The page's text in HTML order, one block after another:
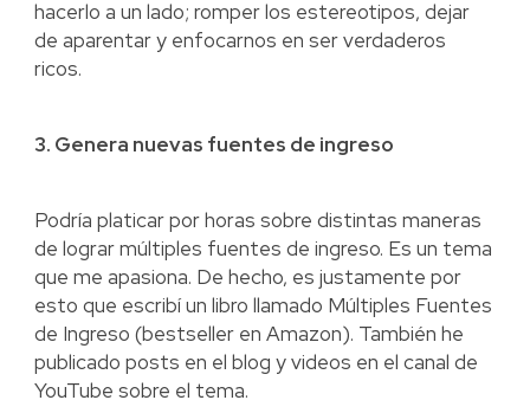
hacerlo a un lado; romper los estereotipos, dejar
de aparentar y enfocarnos en ser verdaderos
ricos.
3. Genera nuevas fuentes de ingreso
Podría platicar por horas sobre distintas maneras
de lograr múltiples fuentes de ingreso. Es un tema
que me apasiona. De hecho, es justamente por
esto que escribí un libro llamado Múltiples Fuentes
de Ingreso (bestseller en Amazon). También he
publicado posts en el blog y videos en el canal de
YouTube sobre el tema.